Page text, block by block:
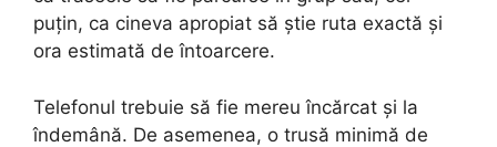
puțin, ca cineva apropiat să știe ruta exactă și
ora estimată de întoarcere.
Telefonul trebuie să fie mereu încărcat și la
îndemână. De asemenea, o trusă minimă de